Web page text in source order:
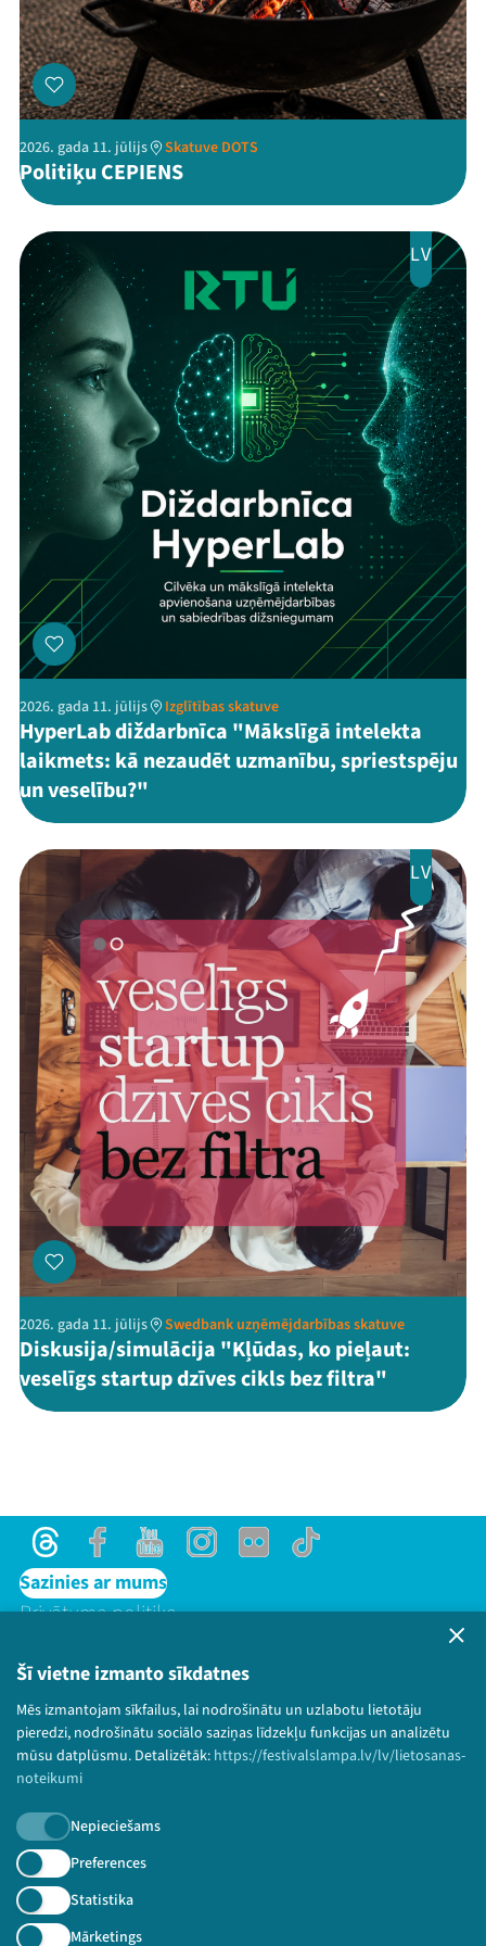
Šī vietne izmanto sīkdatnes
Mēs izmantojam sīkfailus, lai nodrošinātu un uzlabotu lietotāju
pieredzi, nodrošinātu sociālo saziņas līdzekļu funkcijas un analizētu
mūsu datplūsmu. Detalizētāk: https://festivalslampa.lv/lv/lietosanas-
noteikumi
Nepieciešams
Preferences
Statistika
Mārketings
2026. gada 11. jūlijs Skatuve DOTS
Politiķu CEPIENS
LV
2026. gada 11. jūlijs Izglītības skatuve
HyperLab diždarbnīca "Mākslīgā intelekta
laikmets: kā nezaudēt uzmanību, spriestspēju
un veselību?"
LV
2026. gada 11. jūlijs Swedbank uzņēmējdarbības skatuve
Diskusija/simulācija "Kļūdas, ko pieļaut:
veselīgs startup dzīves cikls bez filtra"
ThreadsFacebookYoutubeInstagram
Flick TikTok
Sazinies ar mums
Privātuma politika
Bērnu aizsardzības politika
© 2026 Sarunu festivāls LAMPA Visas tiesības
paturētas.
Piesakies jaunumiem!
Nepalaid garām aktuālāko informāciju!